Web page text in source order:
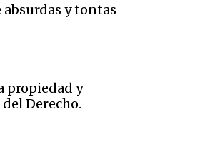
y tontas
propiedad y
Derecho.